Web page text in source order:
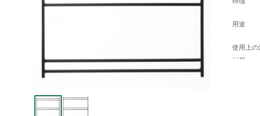
用途
使用上の
材質